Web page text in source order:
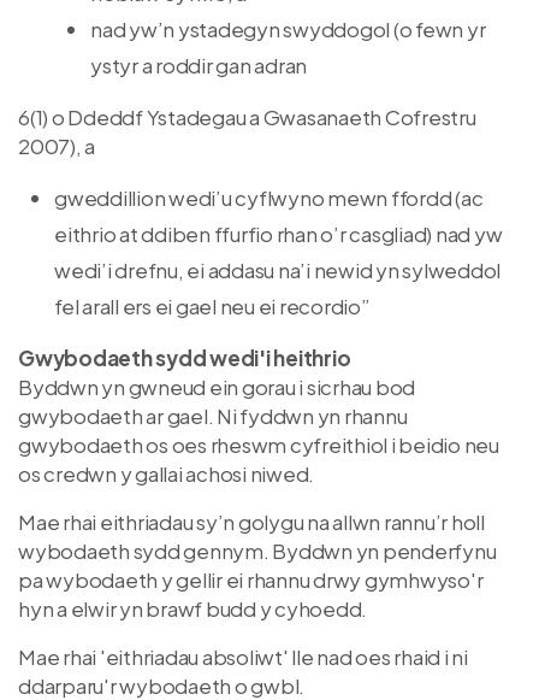
nad yw’n ystadegyn swyddogol (o fewn yr
ystyr a roddir gan adran
6(1) o Ddeddf Ystadegau a Gwasanaeth Cofrestru
2007), a
gweddillion wedi’u cyflwyno mewn ffordd (ac
eithrio at ddiben ffurfio rhan o’r casgliad) nad yw
wedi’i drefnu, ei addasu na’i newid yn sylweddol
fel arall ers ei gael neu ei recordio”
Gwybodaeth sydd wedi'i heithrio
Byddwn yn gwneud ein gorau i sicrhau bod
gwybodaeth ar gael. Ni fyddwn yn rhannu
gwybodaeth os oes rheswm cyfreithiol i beidio neu
os credwn y gallai achosi niwed.
Mae rhai eithriadau sy’n golygu na allwn rannu’r holl
wybodaeth sydd gennym. Byddwn yn penderfynu
pa wybodaeth y gellir ei rhannu drwy gymhwyso'r
hyn a elwir yn brawf budd y cyhoedd.
Mae rhai 'eithriadau absoliwt' lle nad oes rhaid i ni
ddarparu'r wybodaeth o gwbl.